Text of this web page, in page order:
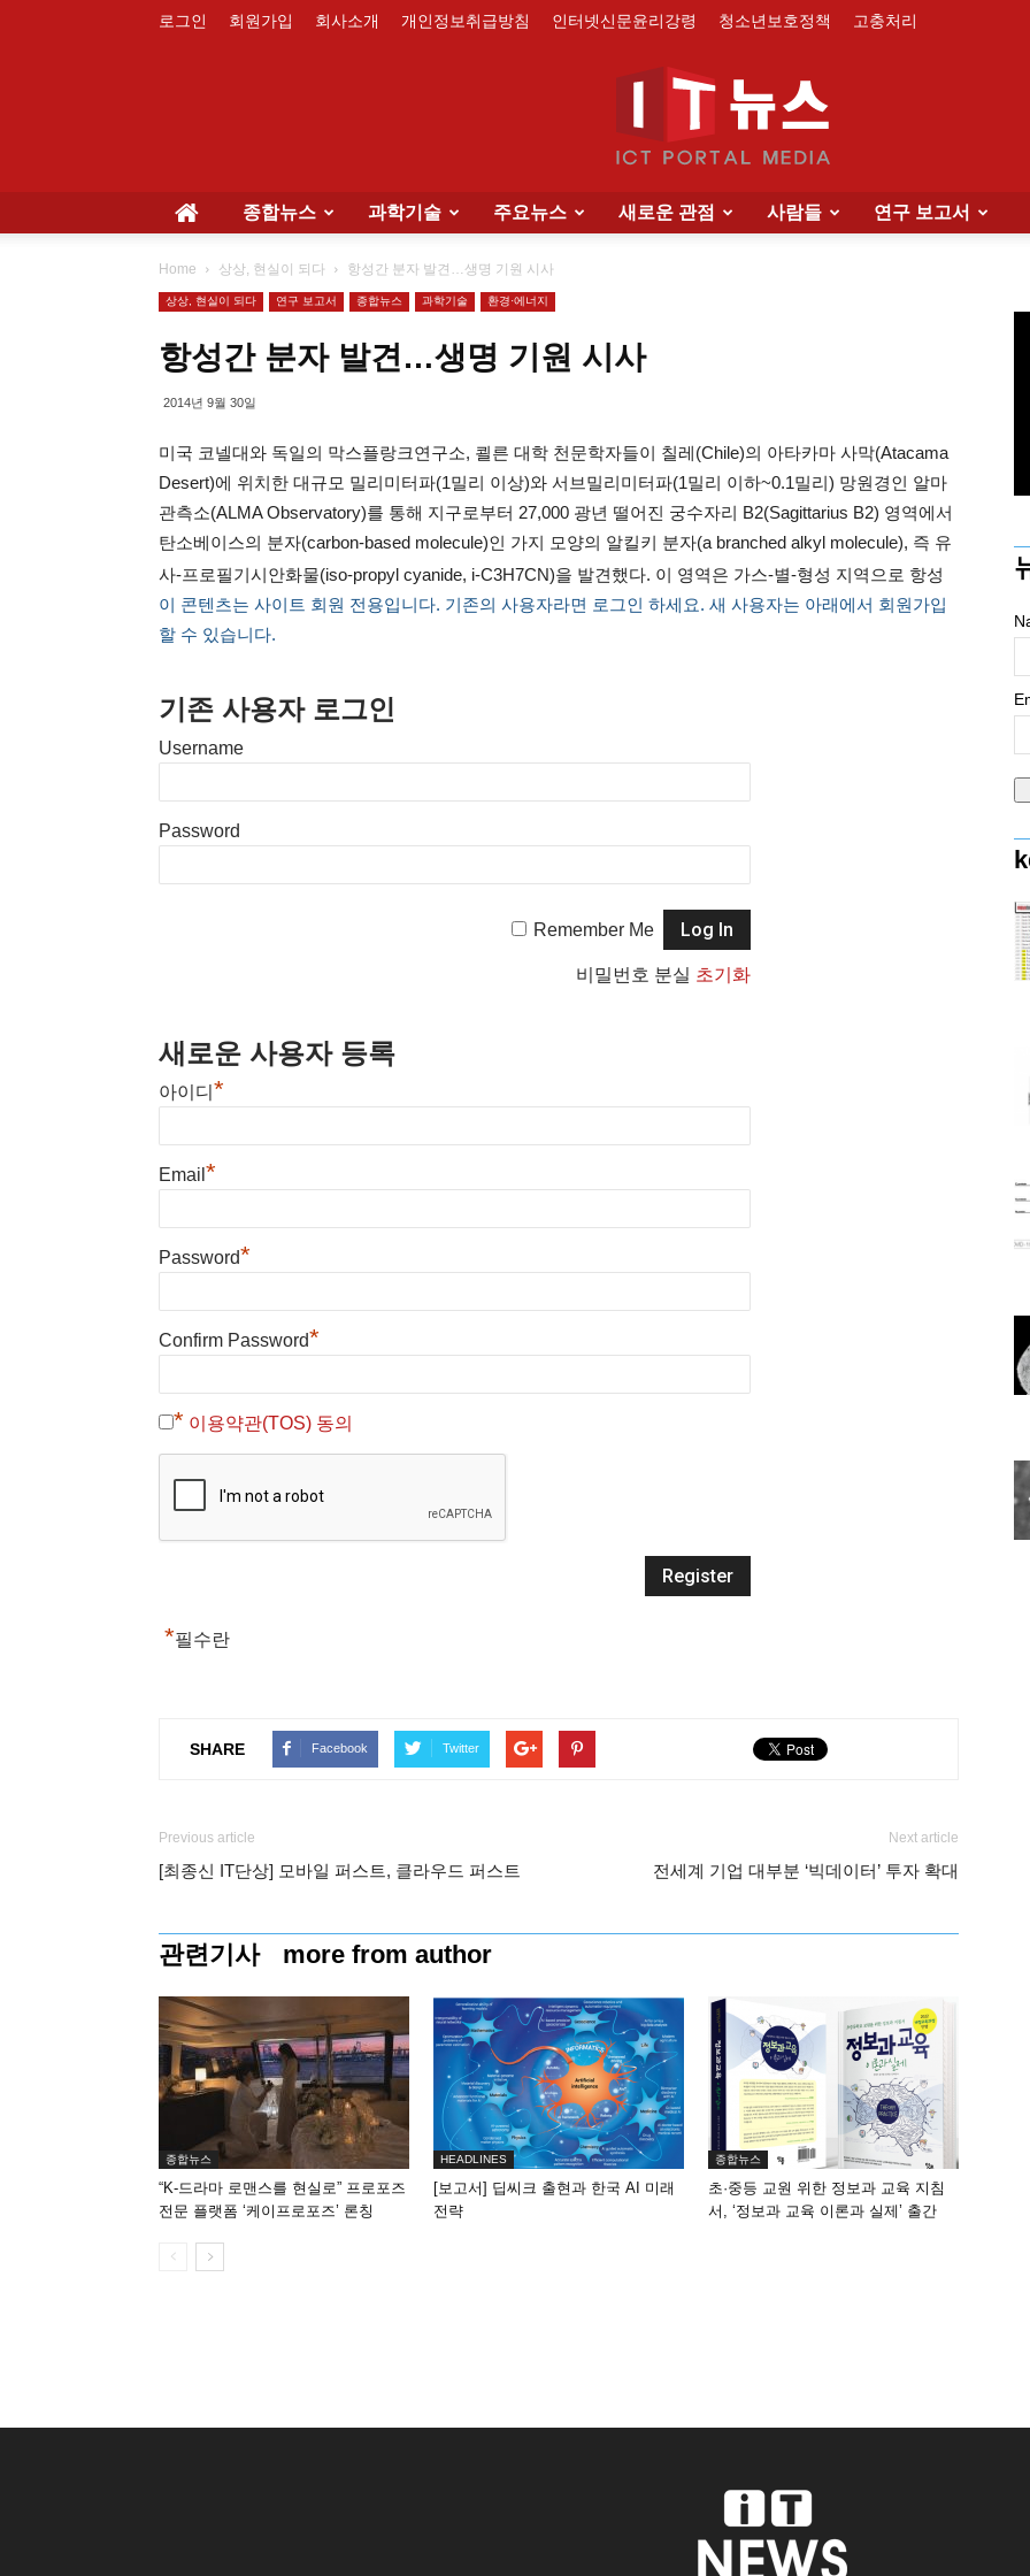
로그인 회원가입 회사소개 개인정보취급방침 인터넷신문윤리강령 청소년보호정책 고충처리
종합뉴스 과학기술 주요뉴스 새로운 관점 사람들 연구 보고서
Home 상상, 현실이 되다 항성간 분자 발견…생명 기원 시사
상상, 현실이 되다 연구 보고서 종합뉴스 과학기술 환경·에너지
항성간 분자 발견…생명 기원 시사
2014년 9월 30일
미국 코넬대와 독일의 막스플랑크연구소, 쾰른 대학 천문학자들이 칠레(Chile)의 아타카마 사막(Atacama
Desert)에 위치한 대규모 밀리미터파(1밀리 이상)와 서브밀리미터파(1밀리 이하~0.1밀리) 망원경인 알마
관측소(ALMA Observatory)를 통해 지구로부터 27,000 광년 떨어진 궁수자리 B2(Sagittarius B2) 영역에서
탄소베이스의 분자(carbon-based molecule)인 가지 모양의 알킬키 분자(a branched alkyl molecule), 즉 유
사-프로필기시안화물(iso-propyl cyanide, i-C3H7CN)을 발견했다. 이 영역은 가스-별-형성 지역으로 항성
이 콘텐츠는 사이트 회원 전용입니다. 기존의 사용자라면 로그인 하세요. 새 사용자는 아래에서 회원가입
할 수 있습니다.
기존 사용자 로그인
Username
Password
Remember Me
비밀번호 분실 초기화
새로운 사용자 등록
아이디 *
Email *
Password*
Confirm Password*
* 이용약관(TOS) 동의
*필수란
SHARE Facebook Twitter
Previous article
[최종신 IT단상] 모바일 퍼스트, 클라우드 퍼스트
Next article
전세계 기업 대부분 ‘빅데이터’ 투자 확대
관련기사 more from author
종합뉴스
“K-드라마 로맨스를 현실로” 프로포즈
전문 플랫폼 ‘케이프로포즈’ 론칭
HEADLINES
[보고서] 딥씨크 출현과 한국 AI 미래
전략
종합뉴스
초·중등 교원 위한 정보과 교육 지침
서, ‘정보과 교육 이론과 실제’ 출간